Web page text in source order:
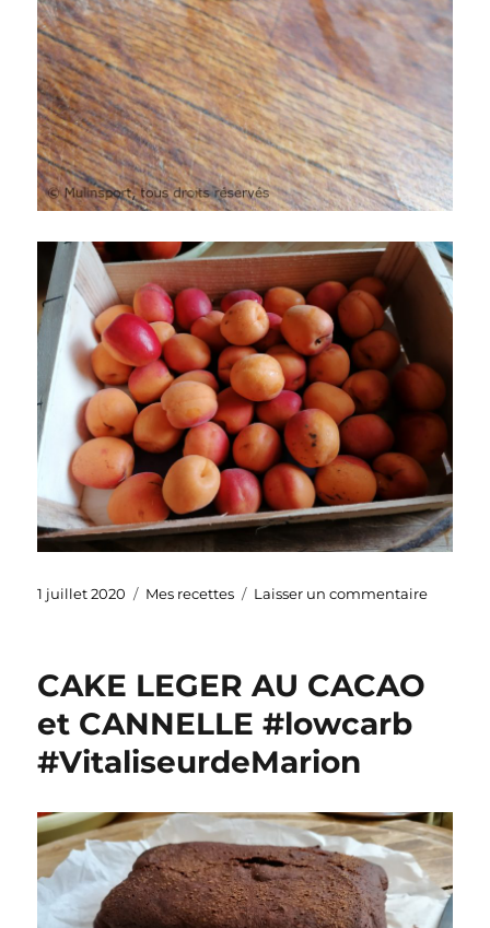
Publié
1 juillet 2020 Catégories
Mes recettes Laisser un commentairesur
DE
PUREE
DE
CAKE LEGER AU CACAO
et CANNELLE #lowcarb
#VitaliseurdeMarion